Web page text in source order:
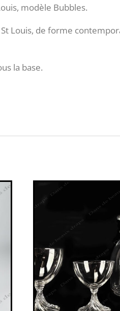
modèle Bubbles.
Louis, de forme
la base.